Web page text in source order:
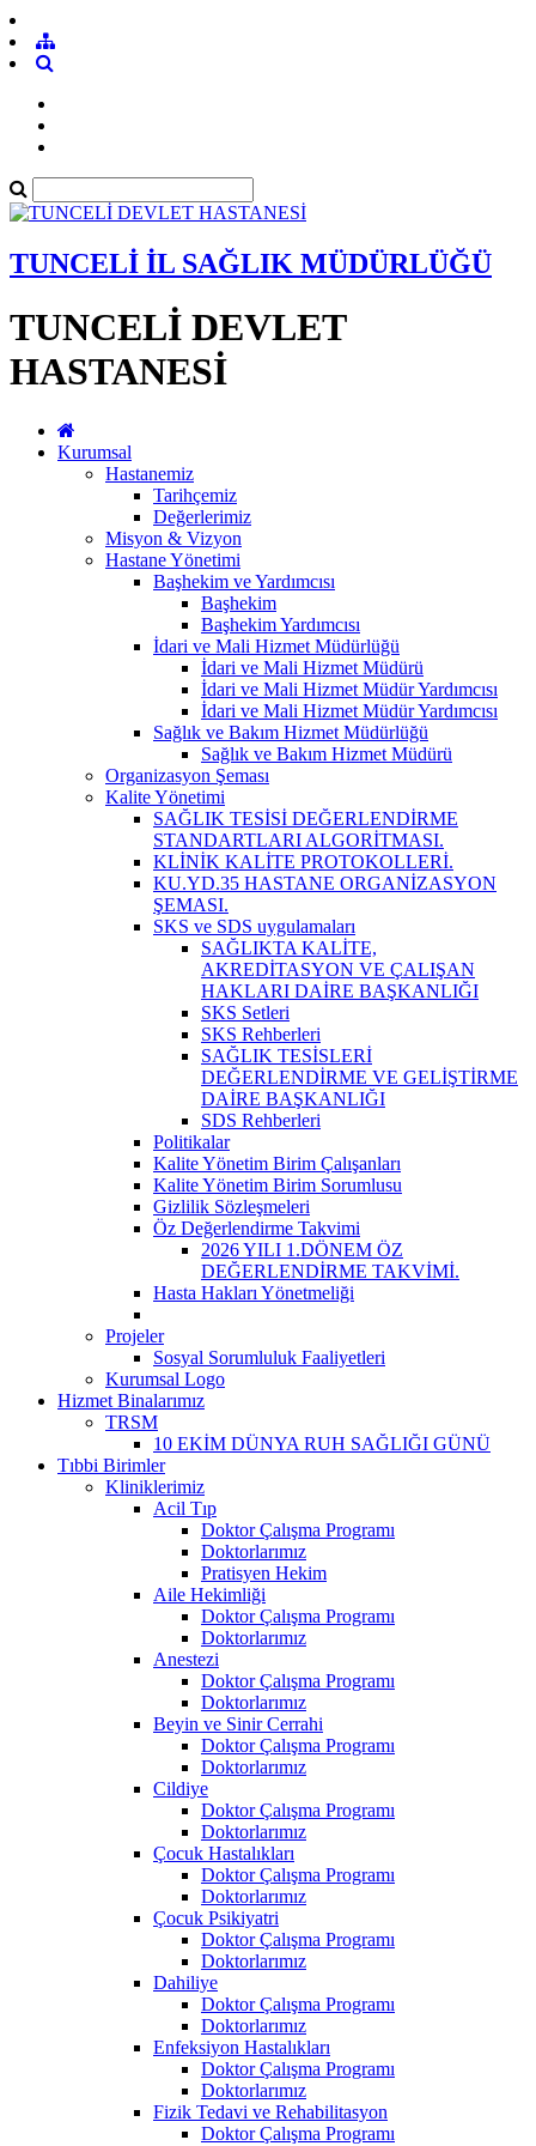
TUNCELİ İL SAĞLIK MÜDÜRLÜĞÜ
TUNCELİ DEVLET
HASTANESİ
Kurumsal
Hastanemiz
Tarihçemiz
Değerlerimiz
Misyon & Vizyon
Hastane Yönetimi
Başhekim ve Yardımcısı
Başhekim
Başhekim Yardımcısı
İdari ve Mali Hizmet Müdürlüğü
İdari ve Mali Hizmet Müdürü
İdari ve Mali Hizmet Müdür Yardımcısı
İdari ve Mali Hizmet Müdür Yardımcısı
Sağlık ve Bakım Hizmet Müdürlüğü
Sağlık ve Bakım Hizmet Müdürü
Organizasyon Şeması
Kalite Yönetimi
SAĞLIK TESİSİ DEĞERLENDİRME
STANDARTLARI ALGORİTMASI.
KLİNİK KALİTE PROTOKOLLERİ.
KU.YD.35 HASTANE ORGANİZASYON
ŞEMASI.
SKS ve SDS uygulamaları
SAĞLIKTA KALİTE,
AKREDİTASYON VE ÇALIŞAN
HAKLARI DAİRE BAŞKANLIĞI
SKS Setleri
SKS Rehberleri
SAĞLIK TESİSLERİ
DEĞERLENDİRME VE GELİŞTİRME
DAİRE BAŞKANLIĞI
SDS Rehberleri
Politikalar
Kalite Yönetim Birim Çalışanları
Kalite Yönetim Birim Sorumlusu
Gizlilik Sözleşmeleri
Öz Değerlendirme Takvimi
2026 YILI 1.DÖNEM ÖZ
DEĞERLENDİRME TAKVİMİ.
Hasta Hakları Yönetmeliği
Projeler
Sosyal Sorumluluk Faaliyetleri
Kurumsal Logo
Hizmet Binalarımız
TRSM
10 EKİM DÜNYA RUH SAĞLIĞI GÜNÜ
Tıbbi Birimler
Kliniklerimiz
Acil Tıp
Doktor Çalışma Programı
Doktorlarımız
Pratisyen Hekim
Aile Hekimliği
Doktor Çalışma Programı
Doktorlarımız
Anestezi
Doktor Çalışma Programı
Doktorlarımız
Beyin ve Sinir Cerrahi
Doktor Çalışma Programı
Doktorlarımız
Cildiye
Doktor Çalışma Programı
Doktorlarımız
Çocuk Hastalıkları
Doktor Çalışma Programı
Doktorlarımız
Çocuk Psikiyatri
Doktor Çalışma Programı
Doktorlarımız
Dahiliye
Doktor Çalışma Programı
Doktorlarımız
Enfeksiyon Hastalıkları
Doktor Çalışma Programı
Doktorlarımız
Fizik Tedavi ve Rehabilitasyon
Doktor Çalışma Programı